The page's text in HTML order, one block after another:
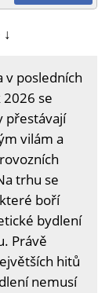
v posledních
se
přestávají
vilám a
trhu se
boří
bydlení
Právě
hitů
nemusí